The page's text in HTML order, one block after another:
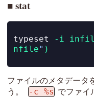
stat
typeset -i
nfile" )
ファイルのメタデータ
う。
-c %s でファイ